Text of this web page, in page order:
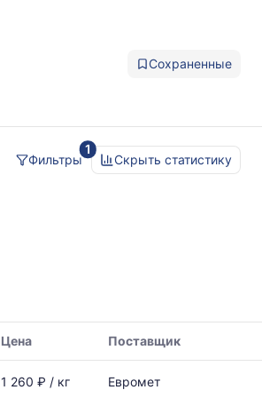
Сохраненные
1
Фильтры
Скрыть статистику
Цена Поставщик
1 260 ₽ / кг Евромет